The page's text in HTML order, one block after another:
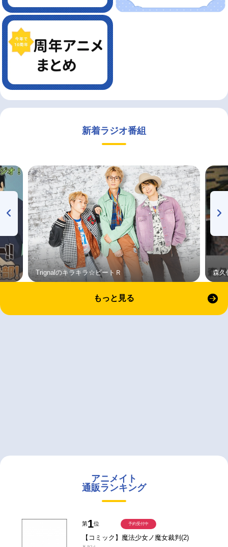
新着ラジオ番組
Trignalのキラキラ☆ビートＲ 森久
もっと見る
アニメイト
通販ランキング
第1位
【コミック】魔法少女ノ魔女裁判(2)
予約受付中